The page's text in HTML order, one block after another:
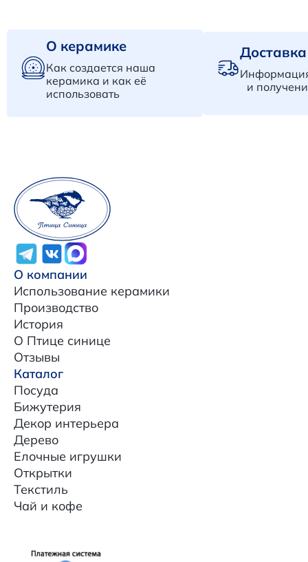
О керамике
Как создается наша
керамика и как её
использовать
и
О компании
Использование керамики
Производство
История
О Птице синице
Отзывы
Каталог
Посуда
Бижутерия
Декор интерьера
Дерево
Елочные игрушки
Открытки
Текстиль
Чай и кофе